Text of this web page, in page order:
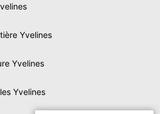
Yvelines
Yvelines
Yvelines